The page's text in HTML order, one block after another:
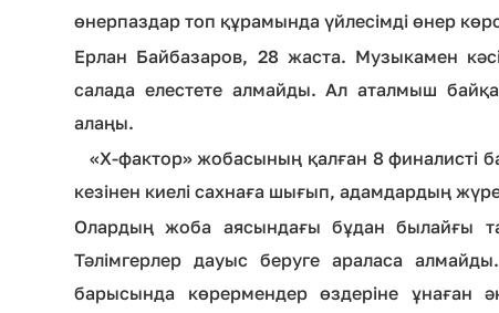
өнерпаздар топ құрамында үйлесімді өнер
Ерлан Байбазаров, 28 жаста. Музыкамен
салада елестете алмайды. Ал аталмыш
алаңы.
«Х-фактор» жобасының қалған 8 финалисті
кезінен киелі сахнаға шығып, адамдардың
Олардың жоба аясындағы бұдан былайғы
Тәлімгерлер дауыс беруге араласа
барысында көрермендер өздеріне ұнаған